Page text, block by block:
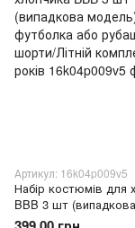
Артикул: 16k04p009v5
Набір костюмів для
BBB 3 шт
футболка або